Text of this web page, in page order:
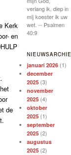
Kerk
en
de
verlang ik, diep in
mij koester ik uw
wet. -- Psalmen
40:9
januari 2026 (1)
december
2025 (3)
november
2025 (4)
oktober
2025 (1)
september
2025 (2)
augustus
2025 (2)